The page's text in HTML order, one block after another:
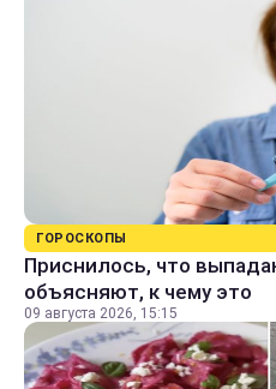
ГОРОСКОПЫ
Приснилось, что
объясняют, к чему это
09 августа 2026, 15:15